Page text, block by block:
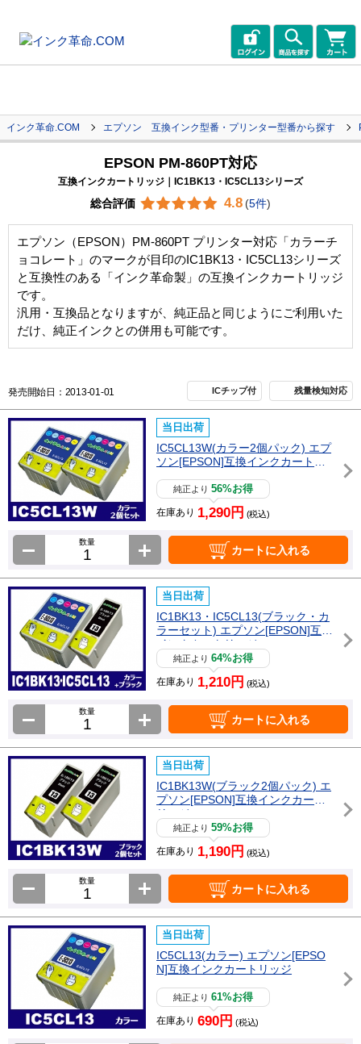
インク革命.COM エプソン 互換インク型番・プリンター型番から探す
EPSON PM-860PT対応
互換インクカートリッジ｜IC1BK13・IC5CL13シリーズ
総合評価 4.8 (5件)
エプソン（EPSON）PM-860PT プリンター対応「カラーチ
ョコレート」のマークが目印のIC1BK13・IC5CL13シリーズ
と互換性のある「インク革命製」の互換インクカートリッジ
です。
汎用・互換品となりますが、純正品と同じようにご利用いた
だけ、純正インクとの併用も可能です。
発売開始日：2013-01-01 ICチップ付 残量検知対応
当日出荷
IC5CL13W(カラー2個パック) エプ
ソン[EPSON]互換インクカートリ
純正より56%お得
在庫あり 1,290円 (税込)
数量
カートに入れる
当日出荷
IC1BK13・IC5CL13(ブラック・カ
ラーセット) エプソン[EPSON]互換
インクカートリッジ
純正より64%お得
在庫あり 1,210円 (税込)
数量
カートに入れる
当日出荷
IC1BK13W(ブラック2個パック) エ
プソン[EPSON]互換インクカート
リッジ
純正より59%お得
在庫あり 1,190円 (税込)
数量
カートに入れる
当日出荷
IC5CL13(カラー) エプソン[EPSO
N]互換インクカートリッジ
純正より61%お得
在庫あり 690円 (税込)